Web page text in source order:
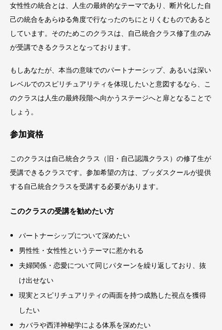
女性性の統合とは、人生の最終的なテーマであり、断片化した自
己の統合をあらゆる角度で行なったのちにとりくむものであると
しています。そのためこのクラスは、自己統合クラス修了生のみ
が受講できるクラスとなっております。
もしあなたが、本当の意味でのパートナーシップ、あるいは深い
レベルでのスピリチュアリティを体現したいと意図するなら、こ
のクラスは人生の最終段階へ向かうステージへと扉となることで
しょう。
参加資格
このクラスは自己統合クラス（旧・自己認識クラス）の修了生が
受講できるクラスです。参加希望の方は、ブッダスクールが提供
する自己統合クラスを受講する必要があります。
このクラスの受講を勧めたい方
パートナーシップについて深めたい
男性性・女性性というテーマに惹かれる
夫婦関係・恋愛について同じパターンを繰り返しており、抜
け出せない
現実とスピリチュアリティの両面を持つ成熟した視点を獲得
したい
カバラや西洋神秘学による体系を深めたい